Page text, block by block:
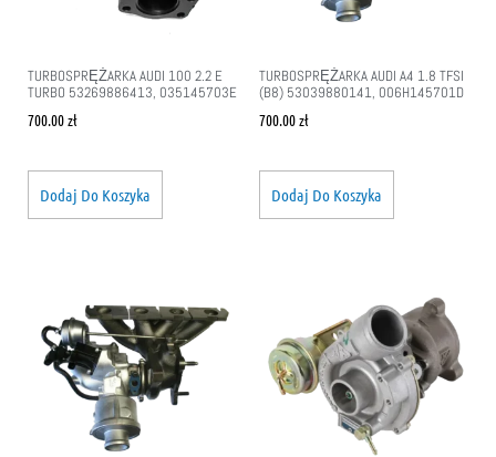
TURBOSPRĘŻARKA AUDI 100 2.2 E
TURBO 53269886413, 035145703E
700.00zł
Dodaj Do Koszyka
TURBOSPRĘŻARKA AUDI A4 1.8 TFSI
(B8) 53039880141, 006H145701D
700.00zł
Dodaj Do Koszyka